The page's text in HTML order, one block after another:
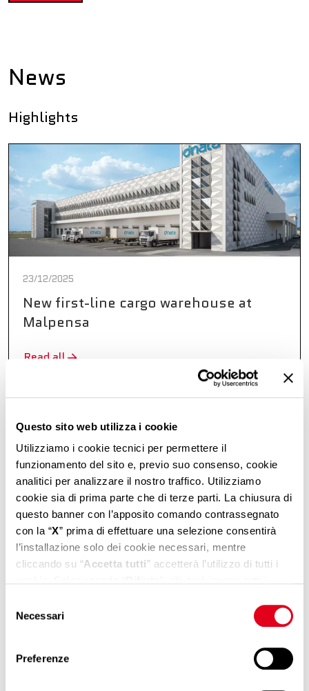
Questo sito web utilizza i cookie
Utilizziamo i cookie tecnici per permettere il
funzionamento del sito e, previo suo consenso, cookie
analitici per analizzare il nostro traffico. Utilizziamo
cookie sia di prima parte che di terze parti. La chiusura di
questo banner con l’apposito comando contrassegnato
con la “X” prima di effettuare una selezione consentirà
l’installazione solo dei cookie necessari, mentre
cliccando su “Accetta tutti” accetterà l’utilizzo di tutti i
consenso. Se vuole saperne di più, modificare o negare il
consenso ad alcuni o a tutti i cookie, può gestire le sue
Mostra dettagli”. Per
maggiori dettagli sui cookie che utilizziamo e, in generale,
delNecessari
Preferenze
News
Highlights
23/12/2025
New first-line cargo warehouse at
Malpensa
Read all
30/10/2025
Cargo City North: New Access and
Parking Procedures Effective
Read all
More news